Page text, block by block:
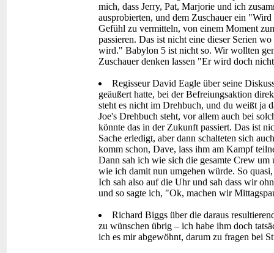
mich, dass Jerry, Pat, Marjorie und ich
ausprobierten, und dem Zuschauer ein
Gefühl zu vermitteln, von einem Moment
passieren. Das ist nicht eine dieser Serien
wird." Babylon 5 ist nicht so. Wir wollten
Zuschauer denken lassen "Er wird doch
Regisseur David Eagle über seine
geäußert hatte, bei der Befreiungsaktion
steht es nicht im Drehbuch, und du weißt ja
Joe's Drehbuch steht, vor allem auch bei
könnte das in der Zukunft passiert. Das ist
Sache erledigt, aber dann schalteten sich
komm schon, Dave, lass ihm am Kampf
Dann sah ich wie sich die gesamte Crew um
wie ich damit nun umgehen würde. So
Ich sah also auf die Uhr und sah dass wir
und so sagte ich, "Ok, machen wir
Richard Biggs über die daraus
zu wünschen übrig – ich habe ihm doch
ich es mir abgewöhnt, darum zu fragen bei